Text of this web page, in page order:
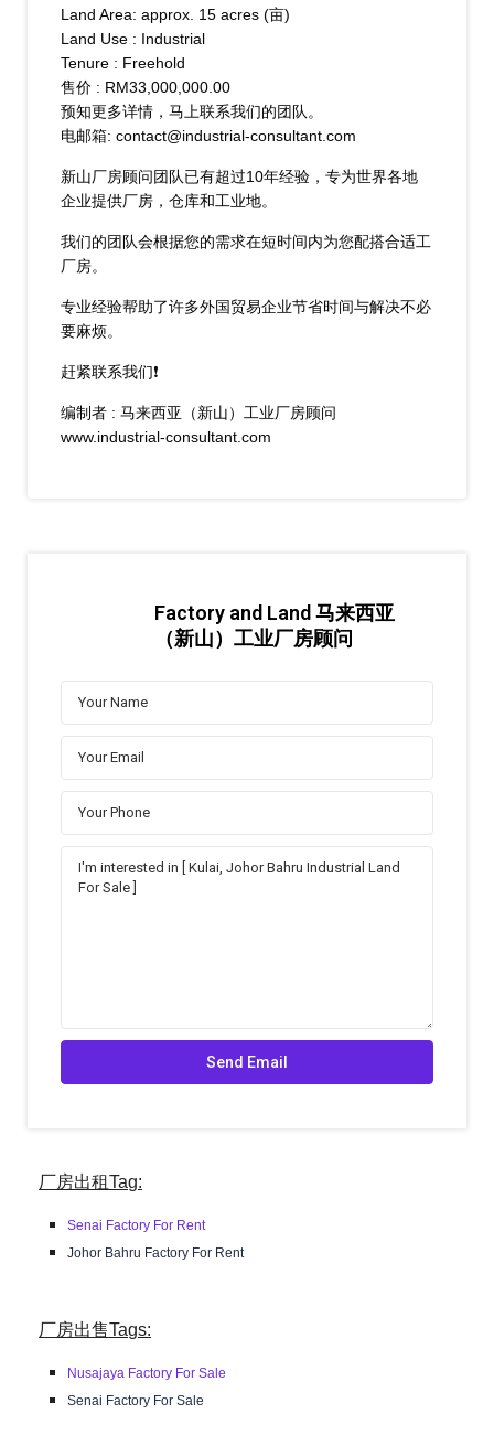
Land Area: approx. 15 acres (亩)
Land Use : Industrial
Tenure : Freehold
售价 : RM33,000,000.00
预知更多详情，马上联系我们的团队。
电邮箱: contact@industrial-consultant.com​
新山厂房顾问团队已有超过10年经验，专为世界各地
企业提供厂房，仓库和工业地。
我们的团队会根据您的需求在短时间内为您配搭合适工
厂房。
专业经验帮助了许多外国贸易企业节省时间与解决不必
要麻烦。
赶紧联系我们❗​
编制者 : 马来西亚（新山）工业厂房顾问​
www.industrial-consultant.com​
Factory and Land 马来西亚
（新山）工业厂房顾问
厂房出租Tag:
Senai Factory For Rent
Johor Bahru Factory For Rent
厂房出售Tags:
Nusajaya Factory For Sale
Senai Factory For Sale